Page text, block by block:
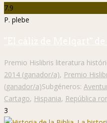
7.9
P. plebe
"El cáliz de Melqart"
Premio Hislibris literatura
2014 (ganador/a), Premio
(ganador/a)Subgéneros:
Cartago, Hispania, República
3